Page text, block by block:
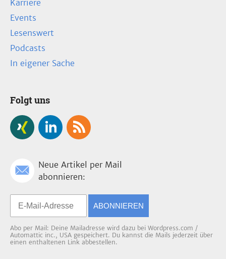
Karriere
Events
Lesenswert
Podcasts
In eigener Sache
Folgt uns
Neue Artikel per Mail
abonnieren:
ABONNIEREN
Abo per Mail: Deine Mailadresse wird dazu bei Wordpress.com /
Automattic inc., USA gespeichert. Du kannst die Mails jederzeit über
einen enthaltenen Link abbestellen.